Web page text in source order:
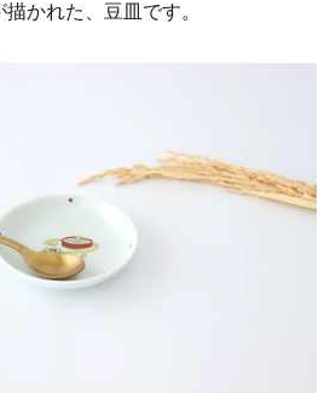
かれた、豆皿です。